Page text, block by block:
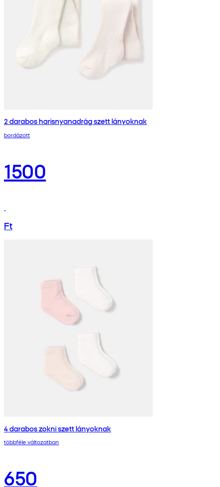
2 darabos harisnyanadrág szett lányoknak
bordázott
1500
Ft
4 darabos zokni szett lányoknak
többféle változatban
650